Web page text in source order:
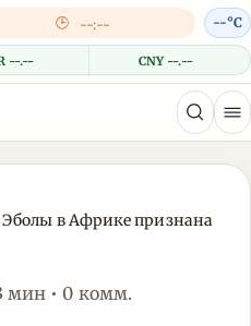
🕒 --:--
--.-- CNY --.--
--°C
Эболы в Африке признана
мин • 0 комм.